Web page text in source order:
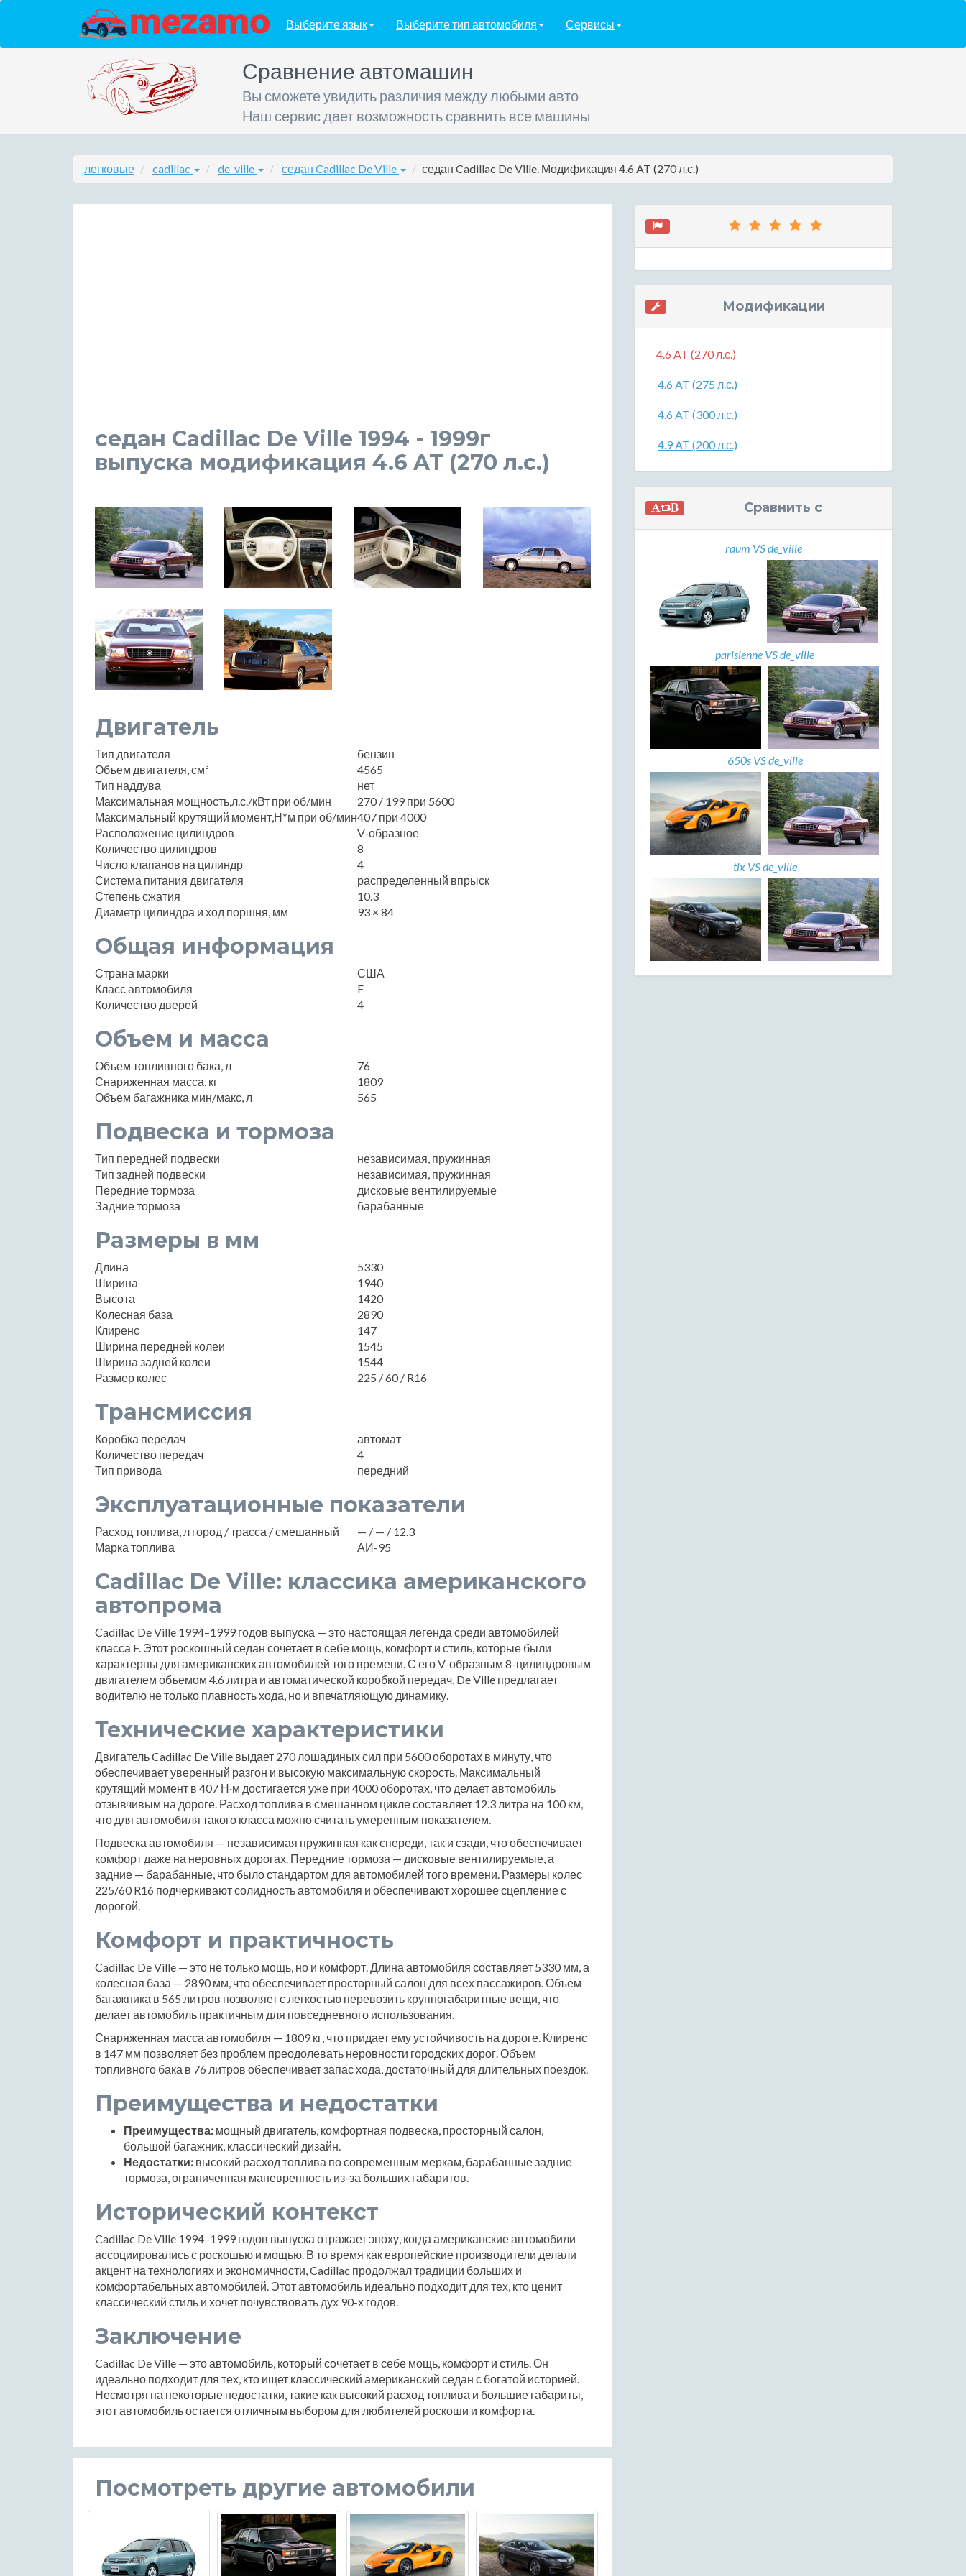
Выберите язык Выберите тип автомобиля Сервисы
Сравнение автомашин
Вы сможете увидить различия между любыми авто
Наш сервис дает возможность сравнить все машины
легковые cadillac de_ville седан Cadillac De Ville седан Cadillac De Ville. Модификация 4.6 AT (270 л.с.)
седан Cadillac De Ville 1994 - 1999г
выпуска модификация 4.6 AT (270 л.с.)
Двигатель
Тип двигателя
бензин
Объем двигателя, см³
4565
Тип наддува
нет
Максимальная мощность,л.с./кВт при об/мин
270 / 199 при 5600
Максимальный крутящий момент,Н*м при об/мин407 при 4000
Расположение цилиндров
V-образное
Количество цилиндров
8
Число клапанов на цилиндр
4
Система питания двигателя
распределенный впрыск
Степень сжатия
10.3
Диаметр цилиндра и ход поршня, мм
93 × 84
Общая информация
Страна марки
США
Класс автомобиля
F
Количество дверей
4
Объем и масса
Объем топливного бака, л
76
Снаряженная масса, кг
1809
Объем багажника мин/макс, л
565
Подвеска и тормоза
Тип передней подвески
независимая, пружинная
Тип задней подвески
независимая, пружинная
Передние тормоза
дисковые вентилируемые
Задние тормоза
барабанные
Размеры в мм
Длина
5330
Ширина
1940
Высота
1420
Колесная база
2890
Клиренс
147
Ширина передней колеи
1545
Ширина задней колеи
1544
Размер колес
225 / 60 / R16
Трансмиссия
Коробка передач
автомат
Количество передач
4
Тип привода
передний
Эксплуатационные показатели
Расход топлива, л город / трасса / смешанный
— / — / 12.3
Марка топлива
АИ-95
Cadillac De Ville: классика американского
автопрома
Cadillac De Ville 1994–1999 годов выпуска — это настоящая легенда среди автомобилей
класса F. Этот роскошный седан сочетает в себе мощь, комфорт и стиль, которые были
характерны для американских автомобилей того времени. С его V-образным 8-цилиндровым
двигателем объемом 4.6 литра и автоматической коробкой передач, De Ville предлагает
водителю не только плавность хода, но и впечатляющую динамику.
Технические характеристики
Двигатель Cadillac De Ville выдает 270 лошадиных сил при 5600 оборотах в минуту, что
обеспечивает уверенный разгон и высокую максимальную скорость. Максимальный
крутящий момент в 407 Н·м достигается уже при 4000 оборотах, что делает автомобиль
отзывчивым на дороге. Расход топлива в смешанном цикле составляет 12.3 литра на 100 км,
что для автомобиля такого класса можно считать умеренным показателем.
Подвеска автомобиля — независимая пружинная как спереди, так и сзади, что обеспечивает
комфорт даже на неровных дорогах. Передние тормоза — дисковые вентилируемые, а
задние — барабанные, что было стандартом для автомобилей того времени. Размеры колес
225/60 R16 подчеркивают солидность автомобиля и обеспечивают хорошее сцепление с
дорогой.
Комфорт и практичность
Cadillac De Ville — это не только мощь, но и комфорт. Длина автомобиля составляет 5330 мм, а
колесная база — 2890 мм, что обеспечивает просторный салон для всех пассажиров. Объем
багажника в 565 литров позволяет с легкостью перевозить крупногабаритные вещи, что
делает автомобиль практичным для повседневного использования.
Снаряженная масса автомобиля — 1809 кг, что придает ему устойчивость на дороге. Клиренс
в 147 мм позволяет без проблем преодолевать неровности городских дорог. Объем
топливного бака в 76 литров обеспечивает запас хода, достаточный для длительных поездок.
Преимущества и недостатки
Преимущества: мощный двигатель, комфортная подвеска, просторный салон,
большой багажник, классический дизайн.
Недостатки: высокий расход топлива по современным меркам, барабанные задние
тормоза, ограниченная маневренность из-за больших габаритов.
Исторический контекст
Cadillac De Ville 1994–1999 годов выпуска отражает эпоху, когда американские автомобили
ассоциировались с роскошью и мощью. В то время как европейские производители делали
акцент на технологиях и экономичности, Cadillac продолжал традиции больших и
комфортабельных автомобилей. Этот автомобиль идеально подходит для тех, кто ценит
классический стиль и хочет почувствовать дух 90-х годов.
Заключение
Cadillac De Ville — это автомобиль, который сочетает в себе мощь, комфорт и стиль. Он
идеально подходит для тех, кто ищет классический американский седан с богатой историей.
Несмотря на некоторые недостатки, такие как высокий расход топлива и большие габариты,
этот автомобиль остается отличным выбором для любителей роскоши и комфорта.
Посмотреть другие автомобили
Модификации
4.6 AT (270 л.с.)
4.6 AT (275 л.с.)
4.6 AT (300 л.с.)
4.9 AT (200 л.с.)
Сравнить с
raum VS de_ville
parisienne VS de_ville
650s VS de_ville
tlx VS de_ville